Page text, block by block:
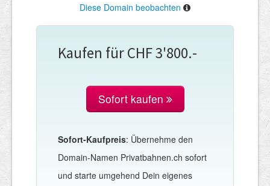
Diese Domain beobachten
Kaufen für CHF 3'800.-
Sofort kaufen
Sofort-Kaufpreis: Übernehme den
Domain-Namen Privatbahnen.ch sofort
und starte umgehend Dein eigenes